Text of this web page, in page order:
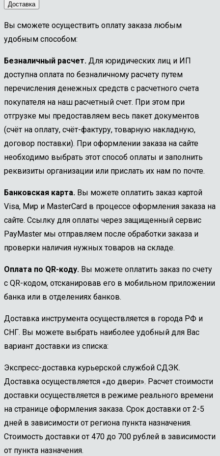
Доставка
Вы сможете осуществить оплату заказа любым
удобным способом:
Безналичный расчет. Для юридических лиц и ИП
доступна оплата по безналичному расчету путем
перечисления денежных средств с расчетного счета
покупателя на наш расчетный счет. При этом при
отгрузке мы предоставляем весь пакет документов
(счёт на оплату, счёт-фактуру, товарную накладную,
договор поставки). При оформлении заказа на сайте
необходимо выбрать этот способ оплаты и заполнить
реквизиты организации или прислать их нам по почте.
Банковская карта. Вы можете оплатить заказ картой
Visa, Мир и MasterCard в процессе оформления заказа на
сайте. Ссылку для оплаты через защищенный сервис
PayMaster мы отправляем после обработки заказа и
проверки наличия нужных товаров на складе.
Оплата по QR-коду. Вы можете оплатить заказ по счету
с QR-кодом, отсканировав его в мобильном приложении
банка или в отделениях банков.
Доставка инструмента осуществляется в города РФ и
СНГ. Вы можете выбрать наиболее удобный для Вас
вариант доставки из списка:
Экспресс-доставка курьерской службой СДЭК.
Доставка осуществляется «до двери». Расчет стоимости
доставки осуществляется в режиме реального времени
на странице оформления заказа. Срок доставки от 2-5
дней в зависимости от региона пункта назначения.
Стоимость доставки от 470 до 700 рублей в зависимости
от пункта назначения.